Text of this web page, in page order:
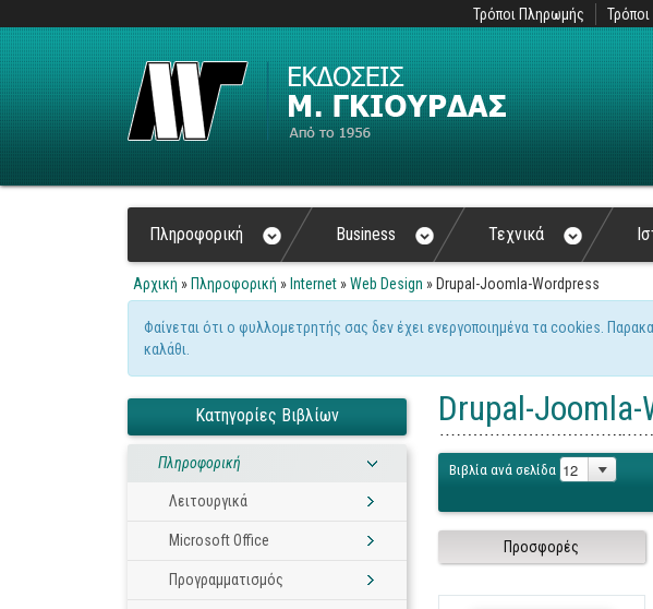
Τρόποι Πληρωμής
Πληροφορική Business Τεχνικά
Είστε εδώ
Αρχική » Πληροφορική » Internet »Web Design » Drupal-Joomla-Wordpress
Μήνυμα προειδοποίησης
Φαίνεται ότι ο φυλλομετρητής σας δεν έχει ενεργοποιημένα τα cookies.
καλάθι.
Κατηγορίες Βιβλίων
Πληροφορική
Λειτουργικά
Microsoft Office
Προγραμματισμός
Drupal-
Βιβλία ανά σελίδα
Προσφορές